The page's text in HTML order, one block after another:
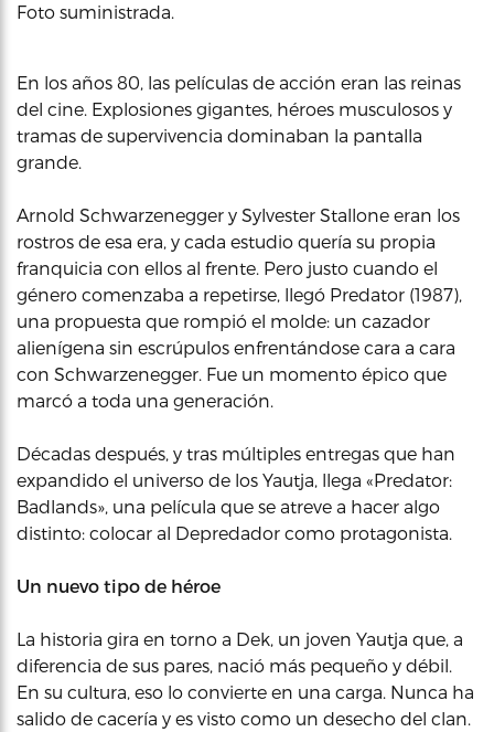
Foto suministrada.
En los años 80, las películas de acción eran las reinas
del cine. Explosiones gigantes, héroes musculosos y
tramas de supervivencia dominaban la pantalla
grande.
Arnold Schwarzenegger y Sylvester Stallone eran los
rostros de esa era, y cada estudio quería su propia
franquicia con ellos al frente. Pero justo cuando el
género comenzaba a repetirse, llegó Predator (1987),
una propuesta que rompió el molde: un cazador
alienígena sin escrúpulos enfrentándose cara a cara
con Schwarzenegger. Fue un momento épico que
marcó a toda una generación.
Décadas después, y tras múltiples entregas que han
expandido el universo de los Yautja, llega «Predator:
Badlands», una película que se atreve a hacer algo
distinto: colocar al Depredador como protagonista.
Un nuevo tipo de héroe
La historia gira en torno a Dek, un joven Yautja que, a
diferencia de sus pares, nació más pequeño y débil.
En su cultura, eso lo convierte en una carga. Nunca ha
salido de cacería y es visto como un desecho del clan.